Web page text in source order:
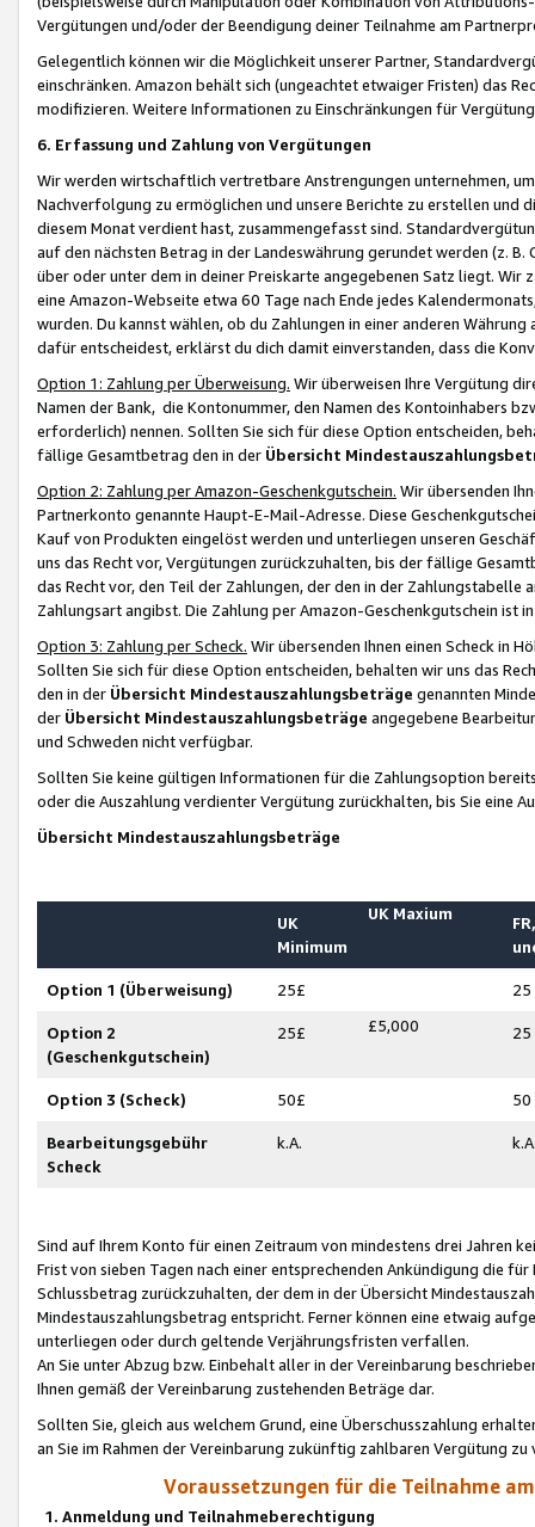
Vergütungen und/oder der Beendigung deiner Teilnahme am
Gelegentlich können wir die Möglichkeit unserer Partner,
einschränken. Amazon behält sich (ungeachtet etwaiger Fristen) das
modifizieren. Weitere Informationen zu Einschränkungen für
6. Erfassung und Zahlung von Vergütungen
Wir werden wirtschaftlich vertretbare Anstrengungen unternehmen,
Nachverfolgung zu ermöglichen und unsere Berichte zu erstellen und
diesem Monat verdient hast, zusammengefasst sind.
auf den nächsten Betrag in der Landeswährung gerundet werden (z.
über oder unter dem in deiner Preiskarte angegebenen Satz liegt.
eine Amazon-Webseite etwa 60 Tage nach Ende jedes
wurden. Du kannst wählen, ob du Zahlungen in einer anderen
dafür entscheidest, erklärst du dich damit einverstanden, dass die
Option 1: Zahlung per Überweisung. Wir überweisen Ihre Vergütung
Namen der Bank, die Kontonummer, den Namen des Kontoinhabers
erforderlich) nennen. Sollten Sie sich für diese Option entscheiden,
fällige Gesamtbetrag den in der Übersicht
Option 2: Zahlung per Amazon-Geschenkgutschein. Wir übersenden
Partnerkonto genannte Haupt-E-Mail-Adresse. Diese
Kauf von Produkten eingelöst werden und unterliegen unseren
uns das Recht vor, Vergütungen zurückzuhalten, bis der fällige
das Recht vor, den Teil der Zahlungen, der den in der
Zahlungsart angibst. Die Zahlung per Amazon-Geschenkgutschein ist
Option 3: Zahlung per Scheck. Wir übersenden Ihnen einen Scheck in
Sollten Sie sich für diese Option entscheiden, behalten wir uns das
den in der Übersicht Mindestauszahlungsbeträge genannten
der Übersicht Mindestauszahlungsbeträge angegebene
und Schweden nicht verfügbar.
Sollten Sie keine gültigen Informationen für die Zahlungsoption
oder die Auszahlung verdienter Vergütung zurückhalten, bis Sie
Übersicht Mindestauszahlungsbeträge
UK
Minimum
UK Maxium
Option 1 (Überweisung) 25£ 25
Option 2
(Geschenkgutschein)
25£ £5,000 25
Option 3 (Scheck) 50£ 50
Bearbeitungsgebühr
Scheck
k.A.
Sind auf Ihrem Konto für einen Zeitraum von mindestens drei Jahren
Frist von sieben Tagen nach einer entsprechenden Ankündigung die
Schlussbetrag zurückzuhalten, der dem in der Übersicht
Mindestauszahlungsbetrag entspricht. Ferner können eine etwaig
unterliegen oder durch geltende Verjährungsfristen verfallen.
An Sie unter Abzug bzw. Einbehalt aller in der Vereinbarung
Ihnen gemäß der Vereinbarung zustehenden Beträge dar.
Sollten Sie, gleich aus welchem Grund, eine Überschusszahlung
an Sie im Rahmen der Vereinbarung zukünftig zahlbaren Vergütung zu
Voraussetzungen für die Teilnahme
1. Anmeldung und Teilnahmeberechtigung